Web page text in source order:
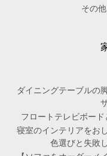
その
ダイニングテーブルの
フロートテレビボー
寝室のインテリアをお
色選びと失敗